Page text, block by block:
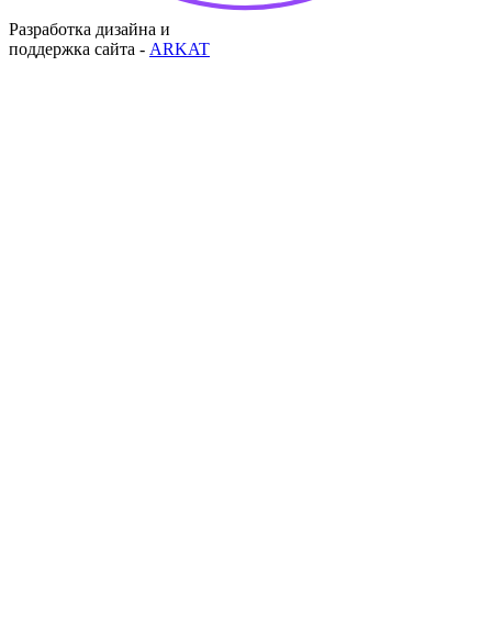
Разработка дизайна и
поддержка сайта - ARKAT